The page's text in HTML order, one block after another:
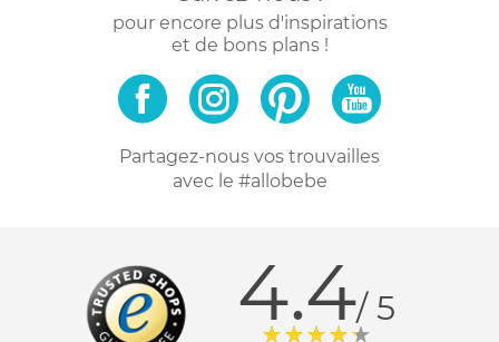
pour encore plus d'inspirations
et de bons plans !
Partagez-nous vos trouvailles
avec le #allobebe
4.4/ 5